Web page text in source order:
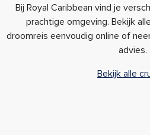
Bij Royal Caribbean vind je
prachtige omgeving. Bekijk
droomreis eenvoudig online of
advies.
Bekijk alle